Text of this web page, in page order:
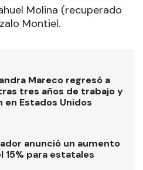
Molina (recuperado
Montiel.
Mareco regresó a
tres años de trabajo y
en Estados Unidos
anunció un aumento
15% para estatales